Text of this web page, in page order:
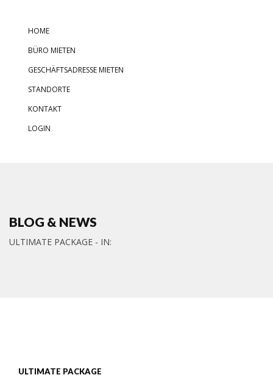
HOME
BÜRO MIETEN
GESCHÄFTSADRESSE MIETEN
STANDORTE
KONTAKT
LOGIN
BLOG & NEWS
ULTIMATE PACKAGE - IN:
ULTIMATE PACKAGE